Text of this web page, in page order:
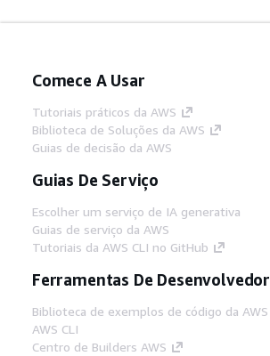
Comece A Usar
Tutoriais práticos da AWS
Biblioteca de Soluções da AWS
Guias de decisão da AWS
Guias De Serviço
Escolher um serviço de IA generativa
Guias de serviço da AWS
Tutoriais da AWS CLI no GitHub
Ferramentas De Desenvolvedor
Biblioteca de exemplos de código da AWS
AWS CLI
Centro de Builders AWS